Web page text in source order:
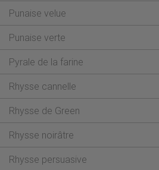
Punaise velue
Punaise verte
Pyrale de la farine
Rhysse cannelle
Rhysse de Green
Rhysse noirâtre
Rhysse persuasive